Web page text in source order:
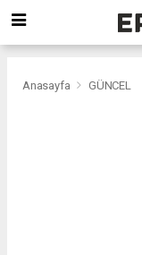
Anasayfa GÜNCEL